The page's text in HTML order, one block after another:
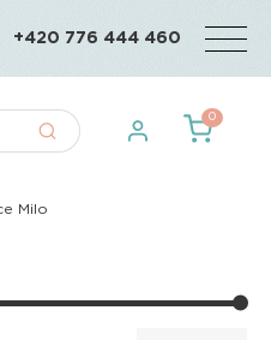
+420 776 444 460
0
Milo